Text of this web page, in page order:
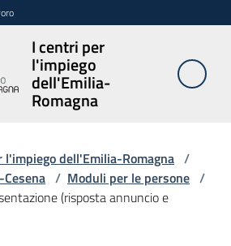
I centri per
l'impiego
dell'Emilia-
Romagna
per
l'impiego dell'Emilia-Romagna /
/ Moduli per le persone /
(risposta annuncio e